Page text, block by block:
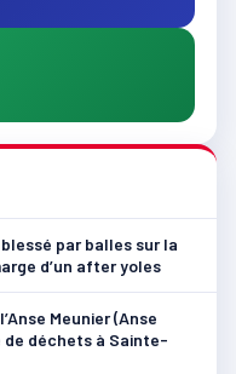
par balles sur la
d’un after yoles
Meunier (Anse
déchets à Sainte-